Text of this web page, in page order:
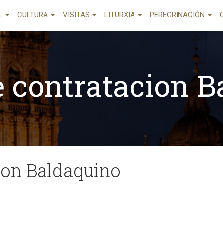
CULTURA VISITAS LITURXIA PEREGRINACIÓN
contratacion
Baldaquino